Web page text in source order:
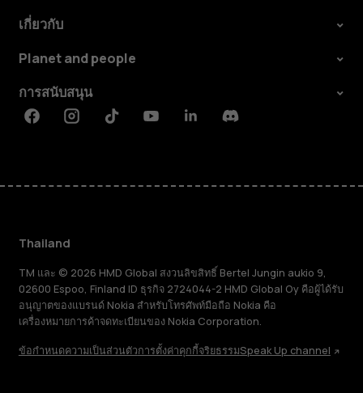
เกี่ยวกับ
Planet and people
การสนับสนุน
FacebookInstagramTiktokYoutubeLinkedinDiscord
Thailand
TM และ © 2026 HMD Global สงวนลิขสิทธิ์ Bertel Jungin aukio 9,
02600 Espoo, Finland ID ธุรกิจ 2724044-2 HMD Global Oy คือผู้ได้รับ
อนุญาตของแบรนด์ Nokia สำหรับโทรศัพท์มือถือ Nokia คือ
เครื่องหมายการค้าจดทะเบียนของ Nokia Corporation.
ข้อกำหนดความเป็นส่วนตัวการตั้งค่าคุกกี้จริยธรรมSpeak Up channel